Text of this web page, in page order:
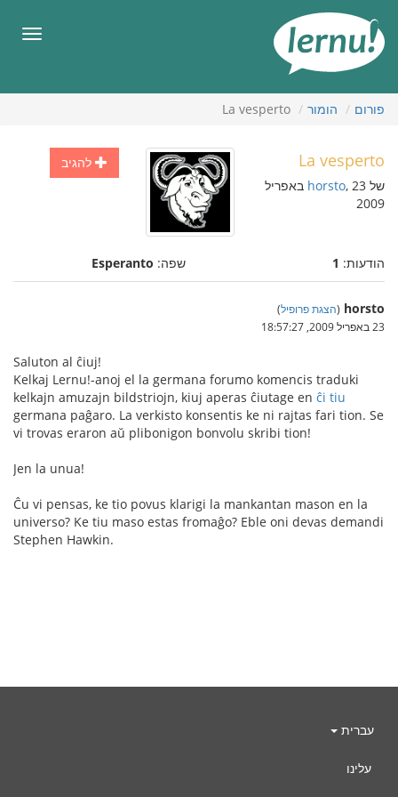
העניינים
פורום הומור La vesperto
להגיב La vesperto
של horsto , 23 באפריל
2009
הודעות: 1 שפה: Esperanto
horsto
(הצגת פרופיל)
23 באפריל 2009, 18:57:27
Saluton al ĉiuj!
Kelkaj Lernu!-anoj el la germana forumo komencis traduki
kelkajn amuzajn bildstriojn, kiuj aperas ĉiutage en ĉi tiu
germana paĝaro. La verkisto konsentis ke ni rajtas fari tion. Se
vi trovas eraron aŭ plibonigon bonvolu skribi tion!
Jen la unua!
Ĉu vi pensas, ke tio povus klarigi la mankantan mason en la
universo? Ke tiu maso estas fromaĝo? Eble oni devas demandi
Stephen Hawkin.
עברית
עלינו